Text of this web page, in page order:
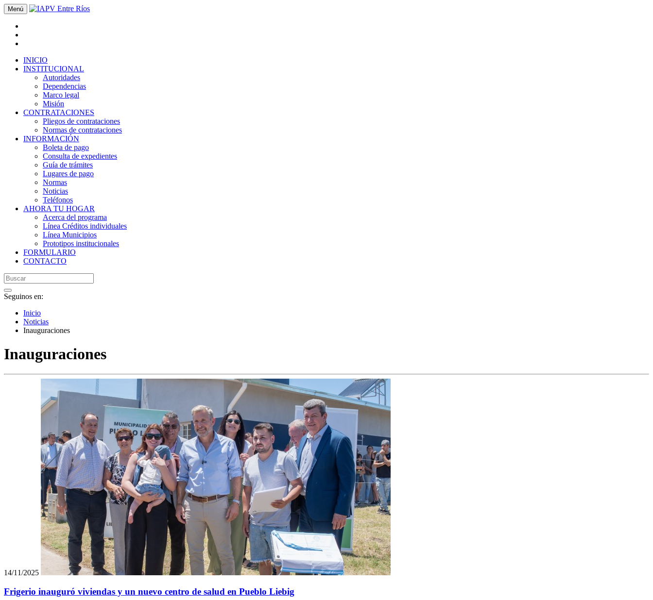
Menú
INICIO
INSTITUCIONAL
Autoridades
Dependencias
Marco legal
Misión
CONTRATACIONES
Pliegos de contrataciones
Normas de contrataciones
INFORMACIÓN
Boleta de pago
Consulta de expedientes
Guía de trámites
Lugares de pago
Normas
Noticias
Teléfonos
AHORA TU HOGAR
Acerca del programa
Línea Créditos individuales
Línea Municipios
Prototipos institucionales
FORMULARIO
CONTACTO
Seguinos en:
Inicio
Noticias
Inauguraciones
Inauguraciones
14/11/2025
Frigerio inauguró viviendas y un nuevo centro de salud en Pueblo Liebig